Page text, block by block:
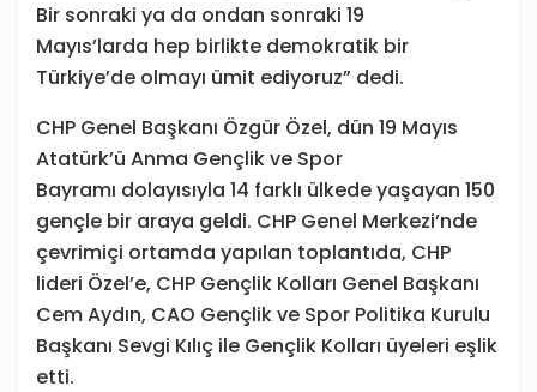
Bir sonraki ya da ondan sonraki 19
Mayıs’larda hep birlikte demokratik bir
Türkiye’de olmayı ümit ediyoruz” dedi.
CHP Genel Başkanı Özgür Özel, dün 19 Mayıs
Atatürk’ü Anma Gençlik ve Spor
Bayramı dolayısıyla 14 farklı ülkede yaşayan 150
gençle bir araya geldi. CHP Genel Merkezi’nde
çevrimiçi ortamda yapılan toplantıda, CHP
lideri Özel’e, CHP Gençlik Kolları Genel Başkanı
Cem Aydın, CAO Gençlik ve Spor Politika Kurulu
Başkanı Sevgi Kılıç ile Gençlik Kolları üyeleri eşlik
etti.